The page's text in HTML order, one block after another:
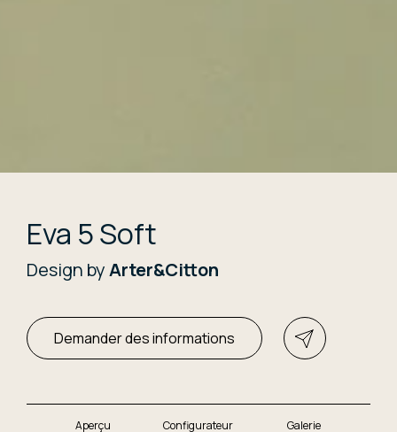
Eva 5 Soft
Design byArter&Citton
Demander des informations
Aperçu Configurateur Galerie